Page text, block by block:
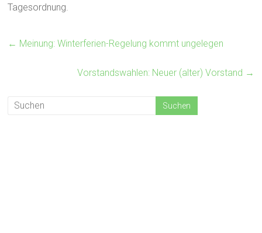
Tagesordnung.
← Meinung: Winterferien-Regelung kommt ungelegen
Vorstandswahlen: Neuer (alter) Vorstand →